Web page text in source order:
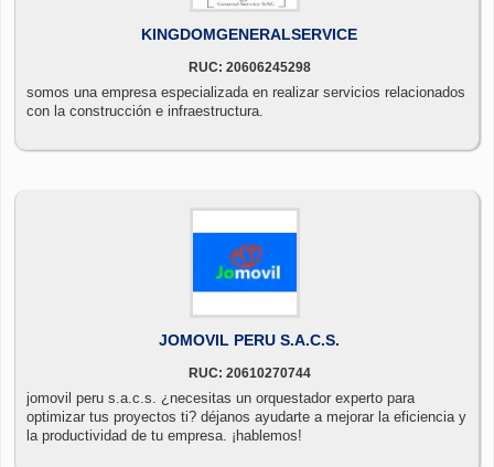
KINGDOMGENERALSERVICE
RUC: 20606245298
somos una empresa especializada en realizar servicios relacionados
con la construcción e infraestructura.
JOMOVIL PERU S.A.C.S.
RUC: 20610270744
jomovil peru s.a.c.s. ¿necesitas un orquestador experto para
optimizar tus proyectos ti? déjanos ayudarte a mejorar la eficiencia y
la productividad de tu empresa. ¡hablemos!